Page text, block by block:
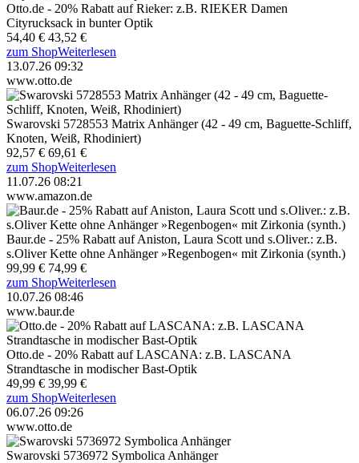
Otto.de - 20% Rabatt auf Rieker: z.B. RIEKER Damen
Cityrucksack in bunter Optik
54,40 € 43,52 €
zum ShopWeiterlesen
13.07.26 09:32
www.otto.de
Swarovski 5728553 Matrix Anhänger (42 - 49 cm, Baguette-Schliff,
Knoten, Weiß, Rhodiniert)
92,57 € 69,61 €
zum ShopWeiterlesen
11.07.26 08:21
www.amazon.de
Baur.de - 25% Rabatt auf Aniston, Laura Scott und s.Oliver.: z.B.
s.Oliver Kette ohne Anhänger »Regenbogen« mit Zirkonia (synth.)
99,99 € 74,99 €
zum ShopWeiterlesen
10.07.26 08:46
www.baur.de
Otto.de - 20% Rabatt auf LASCANA: z.B. LASCANA
Strandtasche in modischer Bast-Optik
49,99 € 39,99 €
zum ShopWeiterlesen
06.07.26 09:26
www.otto.de
Swarovski 5736972 Symbolica Anhänger